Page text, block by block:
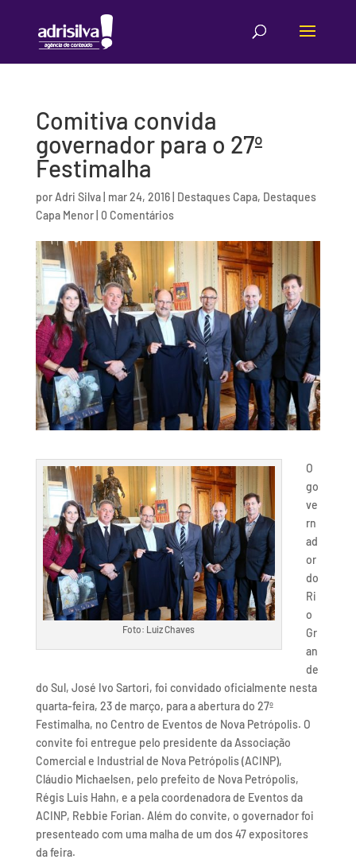
Comitiva convida
governador para o 27º
Festimalha
porAdri Silva| mar 24, 2016| Destaques Capa, Destaques
Capa Menor| 0 Comentários
Foto: Luiz Chaves
O
go
ve
rn
ad
or
do
Ri
o
Gr
an
de
do Sul, José Ivo Sartori, foi convidado oficialmente nesta
quarta-feira, 23 de março, para a abertura do 27º
Festimalha, no Centro de Eventos de Nova Petrópolis. O
convite foi entregue pelo presidente da Associação
Comercial e Industrial de Nova Petrópolis (ACINP),
Cláudio Michaelsen, pelo prefeito de Nova Petrópolis,
Régis Luis Hahn, e a pela coordenadora de Eventos da
ACINP, Rebbie Forian. Além do convite, o governador foi
presenteado com uma malha de um dos 47 expositores
da feira.